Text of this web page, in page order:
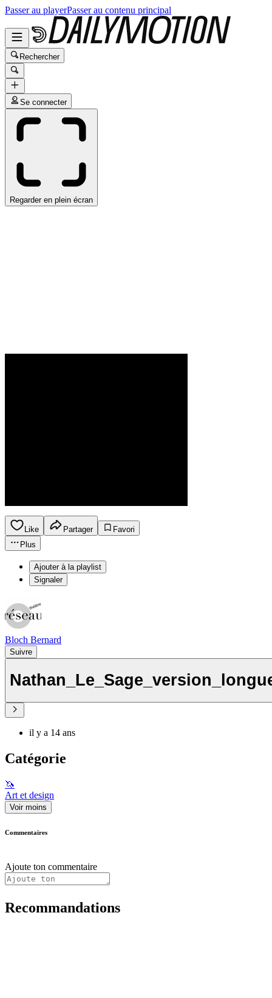
Passer au playerPasser au contenu principal
Rechercher
Se connecter
Regarder en plein écran
Like Partager
Favori
Plus
Ajouter à la playlist
Signaler
Bloch Bernard
Suivre
il y a 14 ans
Catégorie
🦄
Art et design
Voir moins
Commentaires
Ajoute ton commentaire
Recommandations